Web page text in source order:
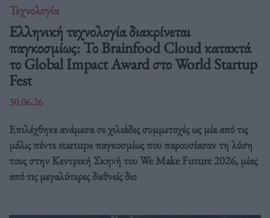
Τεχνολογία
Ελληνική τεχνολογία διακρίνεται
παγκοσμίως: Το Brainfood Cloud κατακτά
το Global Impact Award στο World Startup
Fest
30.06.26
Επιλέχθηκε ανάμεσα σε χιλιάδες συμμετοχές ως μία από τις
μόλις πέντε startups παγκοσμίως που παρουσίασαν τη λύση
τους στην Κεντρική Σκηνή του We Make Future 2026, μίας
από τις μεγαλύτερες διεθνείς διο